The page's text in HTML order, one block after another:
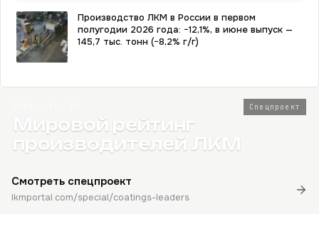
Производство ЛКМ в России в первом
полугодии 2026 года: −12,1%, в июне выпуск —
145,7 тыс. тонн (−8,2% г/г)
Спецпроект
Мировой рейтинг
производителей ЛКМ
Смотреть спецпроект
lkmportal.com/special/coatings-leaders